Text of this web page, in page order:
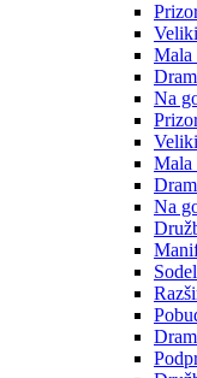
Mala
Na
Mala
Na